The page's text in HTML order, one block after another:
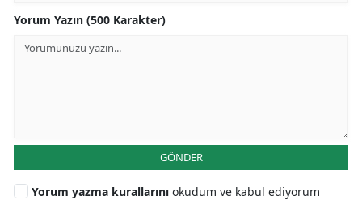
Yorum Yazın (500 Karakter)
GÖNDER
Yorum yazma kurallarını okudum ve kabul ediyorum